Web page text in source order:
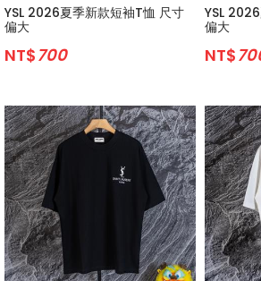
YSL 2026夏季新款短袖T恤 尺寸
偏大
NT$700
YSL
偏大
NT$